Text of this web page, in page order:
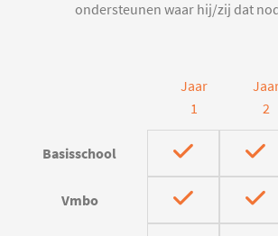
ondersteunen waar hij/zij dat
Jaar
1
2
Basisschool
Vmbo